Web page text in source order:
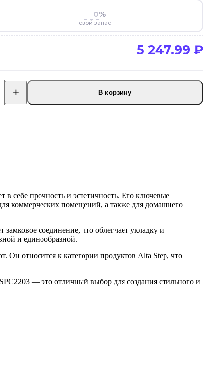
%
свой запас
5 247.99 ₽
В корзину
себе прочность и эстетичность. Его ключевые
коммерческих помещений, а также для домашнего
соединение, что облегчает укладку и
и единообразной.
Он относится к категории продуктов Alta Step, что
— это отличный выбор для создания стильного и